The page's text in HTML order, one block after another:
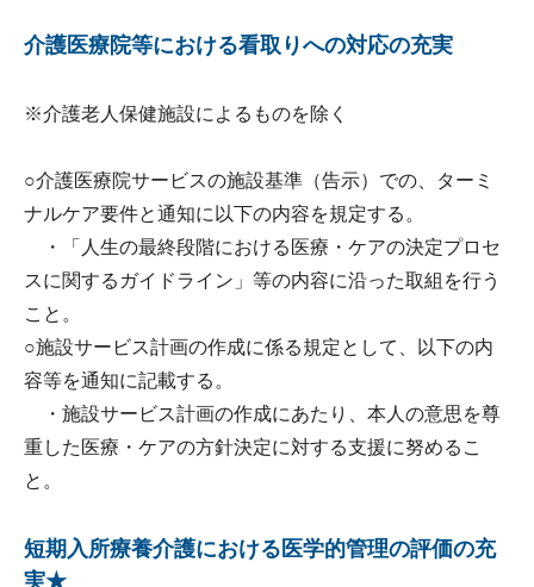
介護医療院等における看取りへの対応の充実
※介護老人保健施設によるものを除く
○介護医療院サービスの施設基準（告示）での、ターミ
ナルケア要件と通知に以下の内容を規定する。
・「人生の最終段階における医療・ケアの決定プロセ
スに関するガイドライン」等の内容に沿った取組を行う
こと。
○施設サービス計画の作成に係る規定として、以下の内
容等を通知に記載する。
・施設サービス計画の作成にあたり、本人の意思を尊
重した医療・ケアの方針決定に対する支援に努めるこ
と。
短期入所療養介護における医学的管理の評価の充
実★